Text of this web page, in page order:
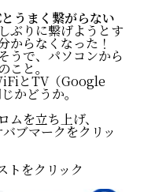
うまく繋がらない
ぶりに繋げようとす
からなくなった！
うで、パソコンから
と。
とTV（Google
かどうか。
を立ち上げ、
ブマークをクリッ
トをクリック